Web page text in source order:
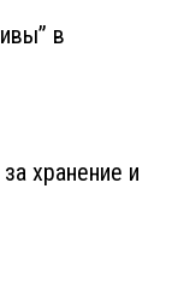
в
хранение и